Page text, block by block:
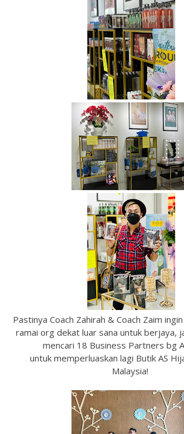
Pastinya Coach Zahirah & Coach Zaim
ramai org dekat luar sana untuk berjaya,
mencari 18 Business Partners bg
untuk memperluaskan lagi Butik AS
Malaysia!